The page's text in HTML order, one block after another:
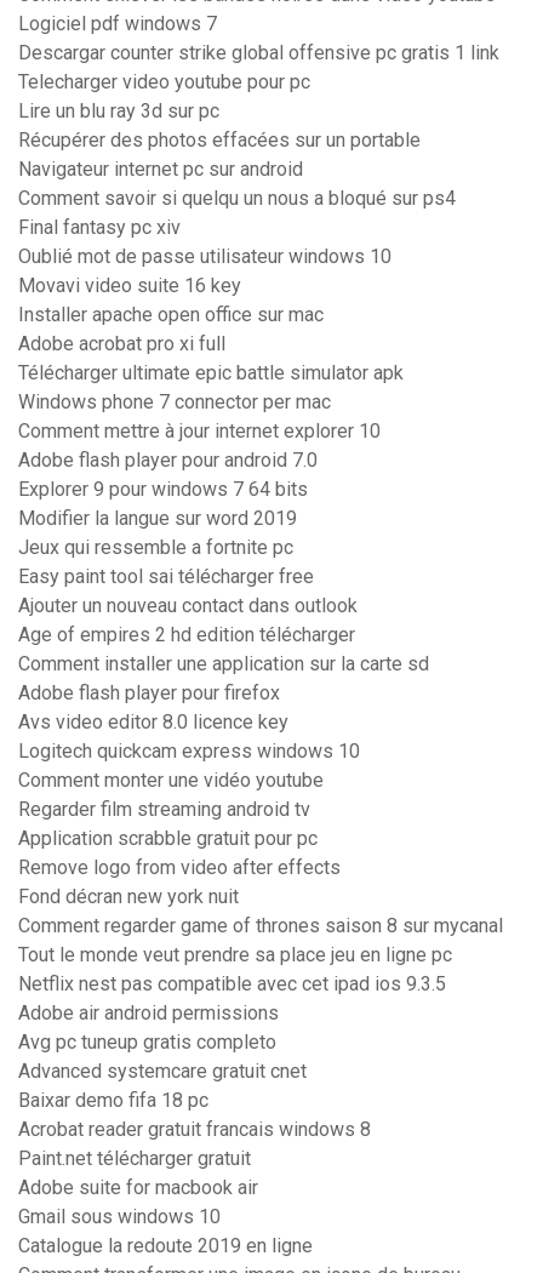
Logiciel pdf windows 7
Descargar counter strike global offensive pc gratis 1 link
Telecharger video youtube pour pc
Lire un blu ray 3d sur pc
Récupérer des photos effacées sur un portable
Navigateur internet pc sur android
Comment savoir si quelqu un nous a bloqué sur ps4
Final fantasy pc xiv
Oublié mot de passe utilisateur windows 10
Movavi video suite 16 key
Installer apache open office sur mac
Adobe acrobat pro xi full
Télécharger ultimate epic battle simulator apk
Windows phone 7 connector per mac
Comment mettre à jour internet explorer 10
Adobe flash player pour android 7.0
Explorer 9 pour windows 7 64 bits
Modifier la langue sur word 2019
Jeux qui ressemble a fortnite pc
Easy paint tool sai télécharger free
Ajouter un nouveau contact dans outlook
Age of empires 2 hd edition télécharger
Comment installer une application sur la carte sd
Adobe flash player pour firefox
Avs video editor 8.0 licence key
Logitech quickcam express windows 10
Comment monter une vidéo youtube
Regarder film streaming android tv
Application scrabble gratuit pour pc
Remove logo from video after effects
Fond décran new york nuit
Comment regarder game of thrones saison 8 sur mycanal
Tout le monde veut prendre sa place jeu en ligne pc
Netflix nest pas compatible avec cet ipad ios 9.3.5
Adobe air android permissions
Avg pc tuneup gratis completo
Advanced systemcare gratuit cnet
Baixar demo fifa 18 pc
Acrobat reader gratuit francais windows 8
Paint.net télécharger gratuit
Adobe suite for macbook air
Gmail sous windows 10
Catalogue la redoute 2019 en ligne